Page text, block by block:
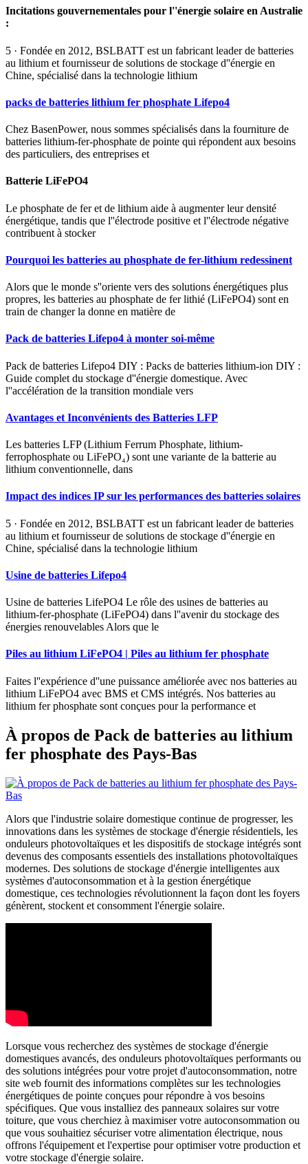
Incitations gouvernementales pour l''énergie solaire en Australie
:
5 · Fondée en 2012, BSLBATT est un fabricant leader de batteries
au lithium et fournisseur de solutions de stockage d''énergie en
Chine, spécialisé dans la technologie lithium
packs de batteries lithium fer phosphate Lifepo4
Chez BasenPower, nous sommes spécialisés dans la fourniture de
batteries lithium-fer-phosphate de pointe qui répondent aux besoins
des particuliers, des entreprises et
Batterie LiFePO4
Le phosphate de fer et de lithium aide à augmenter leur densité
énergétique, tandis que l''électrode positive et l''électrode négative
contribuent à stocker
Pourquoi les batteries au phosphate de fer-lithium redessinent
Alors que le monde s''oriente vers des solutions énergétiques plus
propres, les batteries au phosphate de fer lithié (LiFePO4) sont en
train de changer la donne en matière de
Pack de batteries Lifepo4 à monter soi-même
Pack de batteries Lifepo4 DIY : Packs de batteries lithium-ion DIY :
Guide complet du stockage d''énergie domestique. Avec
l''accélération de la transition mondiale vers
Avantages et Inconvénients des Batteries LFP
Les batteries LFP (Lithium Ferrum Phosphate, lithium-
ferrophosphate ou LiFePO₄) sont une variante de la batterie au
lithium conventionnelle, dans
Impact des indices IP sur les performances des batteries solaires
5 · Fondée en 2012, BSLBATT est un fabricant leader de batteries
au lithium et fournisseur de solutions de stockage d''énergie en
Chine, spécialisé dans la technologie lithium
Usine de batteries Lifepo4
Usine de batteries LifePO4 Le rôle des usines de batteries au
lithium-fer-phosphate (LiFePO4) dans l''avenir du stockage des
énergies renouvelables Alors que le
Piles au lithium LiFePO4 | Piles au lithium fer phosphate
Faites l''expérience d''une puissance améliorée avec nos batteries au
lithium LiFePO4 avec BMS et CMS intégrés. Nos batteries au
lithium fer phosphate sont conçues pour la performance et
À propos de Pack de batteries au lithium
fer phosphate des Pays-Bas
Alors que l'industrie solaire domestique continue de progresser, les
innovations dans les systèmes de stockage d'énergie résidentiels, les
onduleurs photovoltaïques et les dispositifs de stockage intégrés sont
devenus des composants essentiels des installations photovoltaïques
modernes. Des solutions de stockage d'énergie intelligentes aux
systèmes d'autoconsommation et à la gestion énergétique
domestique, ces technologies révolutionnent la façon dont les foyers
génèrent, stockent et consomment l'énergie solaire.
Lorsque vous recherchez des systèmes de stockage d'énergie
domestiques avancés, des onduleurs photovoltaïques performants ou
des solutions intégrées pour votre projet d'autoconsommation, notre
site web fournit des informations complètes sur les technologies
énergétiques de pointe conçues pour répondre à vos besoins
spécifiques. Que vous installiez des panneaux solaires sur votre
toiture, que vous cherchiez à maximiser votre autoconsommation ou
que vous souhaitiez sécuriser votre alimentation électrique, nous
offrons l'équipement et l'expertise pour optimiser votre production et
votre stockage d'énergie solaire.